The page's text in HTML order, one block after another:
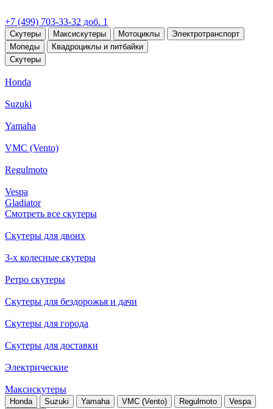
+7 (499) 703-33-32 доб. 1
Скутеры Максискутеры Мотоциклы
Электротранспорт
Мопеды
Квадроциклы и питбайки
Скутеры
Honda
Suzuki
Yamaha
VMC (Vento)
Regulmoto
Vespa
Gladiator
Смотреть все скутеры
Скутеры для двоих
3-х колесные скутеры
Ретро скутеры
Скутеры для бездорожья и дачи
Скутеры для города
Скутеры для доставки
Электрические
Максискутеры
Honda Suzuki Yamaha VMC (Vento) Regulmoto
Vespa